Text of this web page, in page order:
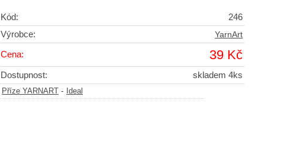
Kód:
246
Výrobce:
YarnArt
Cena: 39 Kč
Dostupnost: skladem 4ks
Příze YARNART - Ideal